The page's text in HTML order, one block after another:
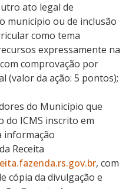
ato legal de
município ou de inclusão
como tema
expressamente na
comprovação por
(valor da ação: 5 pontos);
do Município que
ICMS inscrito em
informação
Receita
, com
cópia da divulgação e